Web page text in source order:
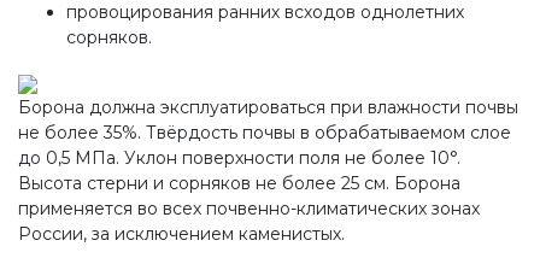
провоцирования ранних всходов однолетних
сорняков.
Борона должна эксплуатироваться при влажности почвы
не более 35%. Твёрдость почвы в обрабатываемом слое
до 0,5 МПа. Уклон поверхности поля не более 10°.
Высота стерни и сорняков не более 25 см. Борона
применяется во всех почвенно-климатических зонах
России, за исключением каменистых.